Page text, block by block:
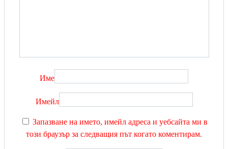
Име
Имейл
Запазване на името, имейл адреса и уебсайта ми в
този браузър за следващия път когато коментирам.